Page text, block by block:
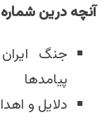
آنچه درین
جنگ
پیامدها
دلایل و